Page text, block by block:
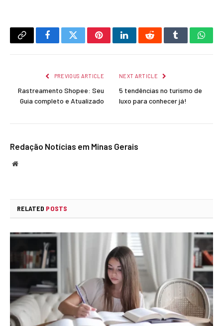
Copy
FacebookTwitterPinterestLinkedInRedditTumblr
PREVIOUS ARTICLE
Rastreamento Shopee: Seu
Guia completo e Atualizado
NEXT ARTICLE
5 tendências no turismo de
luxo para conhecer já!
Redação Notícias em Minas Gerais
Website
RELATED POSTS